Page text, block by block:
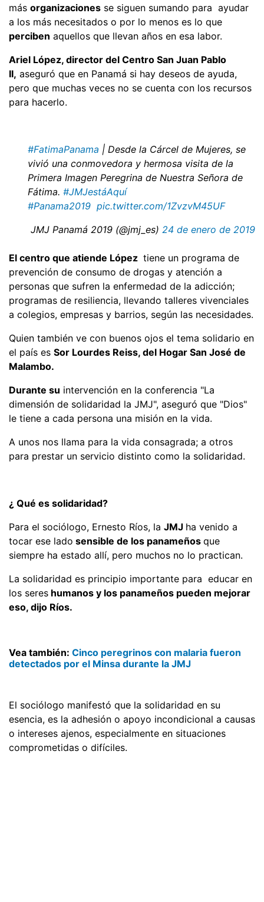
más organizaciones se siguen sumando para ayudar
a los más necesitados o por lo menos es lo que
perciben aquellos que llevan años en esa labor.
Ariel López, director del Centro San Juan Pablo
II, aseguró que en Panamá si hay deseos de ayuda,
pero que muchas veces no se cuenta con los recursos
para hacerlo.
#FatimaPanama | Desde la Cárcel de Mujeres, se
vivió una conmovedora y hermosa visita de la
Primera Imagen Peregrina de Nuestra Señora de
Fátima. #JMJestáAquí
#Panama2019 pic.twitter.com/1ZvzvM45UF
 JMJ Panamá 2019 (@jmj_es) 24 de enero de 2019
El centro que atiende López tiene un programa de
prevención de consumo de drogas y atención a
personas que sufren la enfermedad de la adicción;
programas de resiliencia, llevando talleres vivenciales
a colegios, empresas y barrios, según las necesidades.
Quien también ve con buenos ojos el tema solidario en
el país es Sor Lourdes Reiss, del Hogar San José de
Malambo.
Durante su intervención en la conferencia "La
dimensión de solidaridad la JMJ", aseguró que "Dios"
le tiene a cada persona una misión en la vida.
A unos nos llama para la vida consagrada; a otros
para prestar un servicio distinto como la solidaridad.
¿ Qué es solidaridad?
Para el sociólogo, Ernesto Ríos, la JMJ ha venido a
tocar ese lado sensible de los panameños que
siempre ha estado allí, pero muchos no lo practican.
La solidaridad es principio importante para educar en
los seres humanos y los panameños pueden mejorar
eso, dijo Ríos.
Vea también: Cinco peregrinos con malaria fueron
detectados por el Minsa durante la JMJ
El sociólogo manifestó que la solidaridad en su
esencia, es la adhesión o apoyo incondicional a causas
o intereses ajenos, especialmente en situaciones
comprometidas o difíciles.